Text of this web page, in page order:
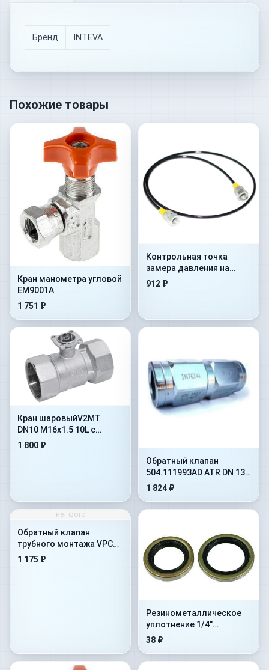
Бренд INTEVA
Похожие товары
Кран манометра угловой
EM9001A
1 751 ₽
Контрольная точка
замера давления на
гибком шланге Flex.
912 ₽
Кран шаровыйV2MT
DN10 M16x1.5 10L с
отверстиями под
1 800 ₽
Обратный клапан
504.111993AD ATR DN 13
на 10 бар
1 824 ₽
нет фото
Обратный клапан
трубного монтажа VPC
1&#039-&#039-
1 175 ₽
Резинометалличеcкое
уплотнение 1/4"
(1MTBU.100101)
38 ₽